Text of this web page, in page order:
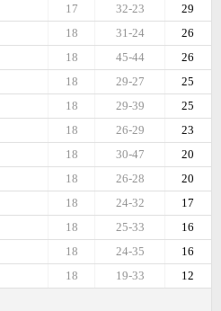
29
32-23
17
26
31-24
18
26
45-44
18
25
29-27
18
25
29-39
18
23
26-29
18
20
30-47
18
20
26-28
18
17
24-32
18
16
25-33
18
16
24-35
18
12
19-33
18